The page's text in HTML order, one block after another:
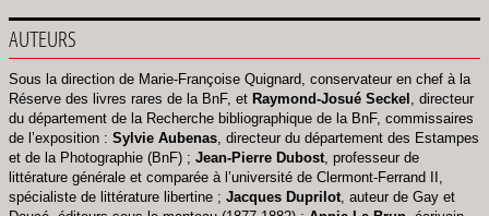
AUTEURS
Sous la direction de Marie-Françoise Quignard, conservateur en chef à la
Réserve des livres rares de la BnF, et Raymond-Josué Seckel , directeur
du département de la Recherche bibliographique de la BnF, commissaires
de l’exposition : Sylvie Aubenas , directeur du département des Estampes
et de la Photographie (BnF) ; Jean-Pierre Dubost , professeur de
littérature générale et comparée à l’université de Clermont-Ferrand II,
spécialiste de littérature libertine ; Jacques Duprilot , auteur de Gay et